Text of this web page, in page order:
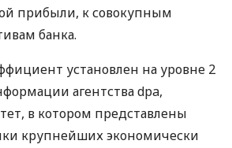
прибыли, к совокупным
банка.
установлен на уровне 2
агентства dpa,
в котором представлены
крупнейших экономически